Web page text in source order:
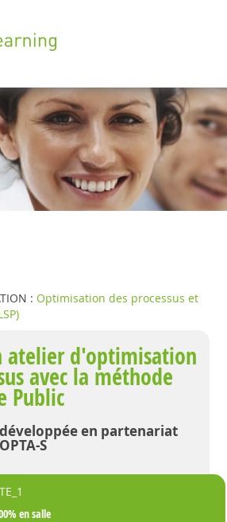
:Optimisation des processus et
atelier d'optimisation
avec la méthode
Public
en partenariat
S
en salle